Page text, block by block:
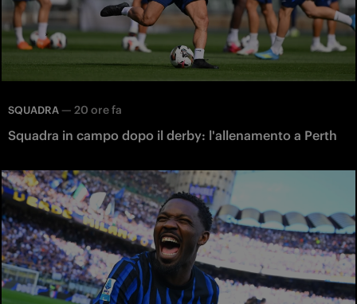
SQUADRA — 20 ore fa
Squadra in campo dopo il derby: l'allenamento a Perth